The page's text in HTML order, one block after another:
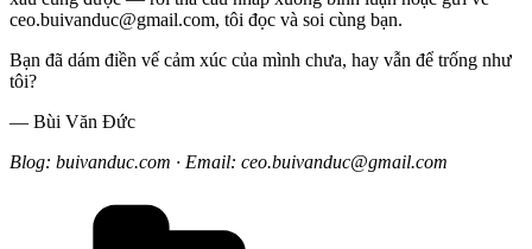
ceo.buivanduc@gmail.com, tôi đọc và soi cùng bạn.
Bạn đã dám điền vế cảm xúc của mình chưa, hay vẫn để trống như
tôi?
— Bùi Văn Đức
Blog: buivanduc.com · Email: ceo.buivanduc@gmail.com